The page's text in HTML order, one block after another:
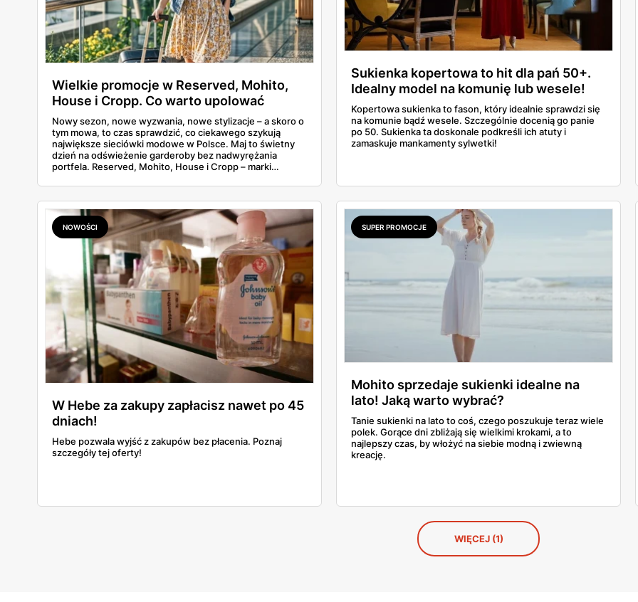
Wielkie promocje w Reserved, Mohito,
House i Cropp. Co warto upolować
taniej?
Nowy sezon, nowe wyzwania, nowe stylizacje – a skoro o
tym mowa, to czas sprawdzić, co ciekawego szykują
największe sieciówki modowe w Polsce. Maj to świetny
dzień na odświeżenie garderoby bez nadwyrężania
portfela. Reserved, Mohito, House i Cropp – marki
odzieżowych LPP – kuszą promocjami, zniżkami i
dodatkowymi rabatami. Gdzie warto zajrzeć i co
konkretnie kupić taniej?
Sukienka kopertowa to hit dla pań 50+.
Idealny model na komunię lub wesele!
Kopertowa sukienka to fason, który idealnie sprawdzi się
na komunie bądź wesele. Szczególnie docenią go panie
po 50. Sukienka ta doskonale podkreśli ich atuty i
zamaskuje mankamenty sylwetki!
NOWOŚCI
W Hebe za zakupy zapłacisz nawet po 45
dniach!
Hebe pozwala wyjść z zakupów bez płacenia. Poznaj
szczegóły tej oferty!
SUPER PROMOCJE
Mohito sprzedaje sukienki idealne na
lato! Jaką warto wybrać?
Tanie sukienki na lato to coś, czego poszukuje teraz wiele
polek. Gorące dni zbliżają się wielkimi krokami, a to
najlepszy czas, by włożyć na siebie modną i zwiewną
kreację.
WIĘCEJ (1)